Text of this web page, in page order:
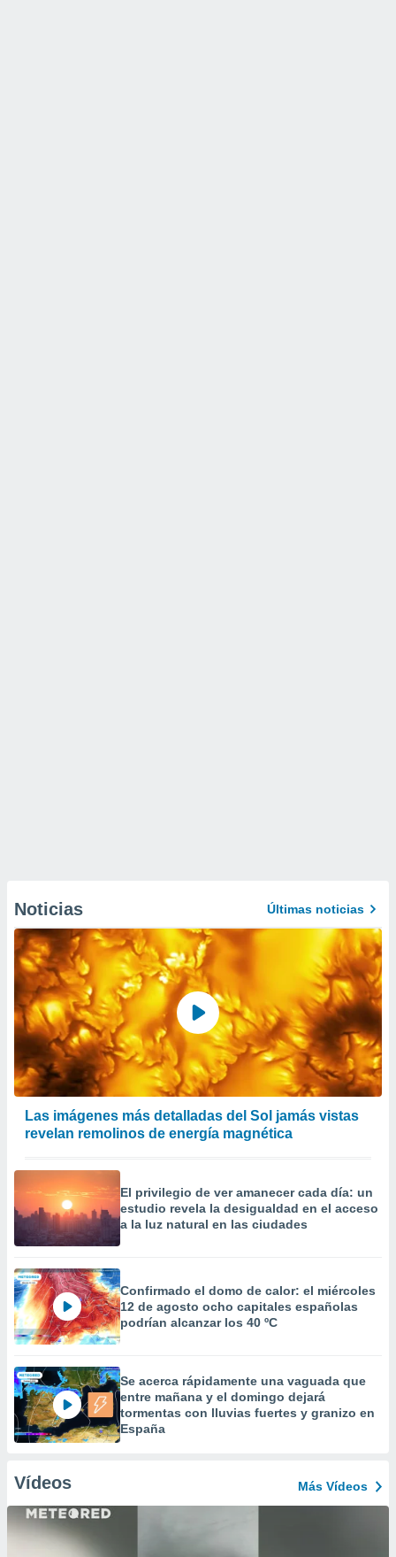
Noticias Últimas noticias
Las imágenes más detalladas del Sol jamás vistas
revelan remolinos de energía magnética
El privilegio de ver amanecer cada día: un
estudio revela la desigualdad en el acceso
a la luz natural en las ciudades
Confirmado el domo de calor: el miércoles
12 de agosto ocho capitales españolas
podrían alcanzar los 40 ºC
Se acerca rápidamente una vaguada que
entre mañana y el domingo dejará
tormentas con lluvias fuertes y granizo en
España
Vídeos Más Vídeos